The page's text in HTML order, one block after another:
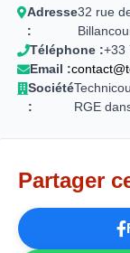
Adresse
:
32 rue
Téléphone :+33
Email :
Société
:
RGE
Partager